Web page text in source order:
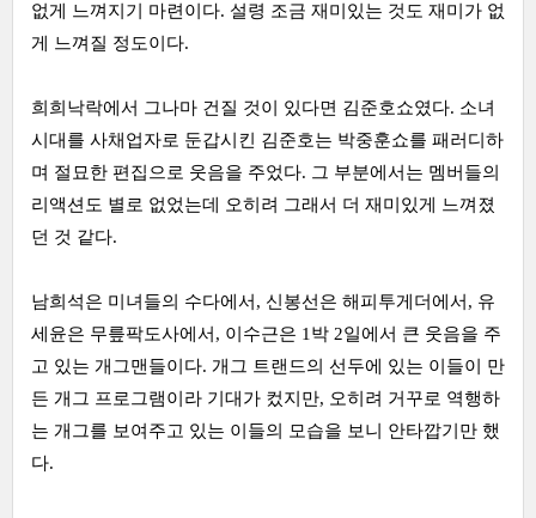
없게 느껴지기 마련이다. 설령 조금 재미있는 것도 재미가 없
게 느껴질 정도이다.
희희낙락에서 그나마 건질 것이 있다면 김준호쇼였다. 소녀
시대를 사채업자로 둔갑시킨 김준호는 박중훈쇼를 패러디하
며 절묘한 편집으로 웃음을 주었다. 그 부분에서는 멤버들의
리액션도 별로 없었는데 오히려 그래서 더 재미있게 느껴졌
던 것 같다.
남희석은 미녀들의 수다에서, 신봉선은 해피투게더에서, 유
세윤은 무릎팍도사에서, 이수근은 1박 2일에서 큰 웃음을 주
고 있는 개그맨들이다. 개그 트랜드의 선두에 있는 이들이 만
든 개그 프로그램이라 기대가 컸지만, 오히려 거꾸로 역행하
는 개그를 보여주고 있는 이들의 모습을 보니 안타깝기만 했
다.